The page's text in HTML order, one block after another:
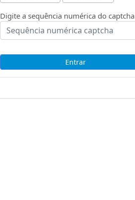
Digite a sequência numérica do captcha